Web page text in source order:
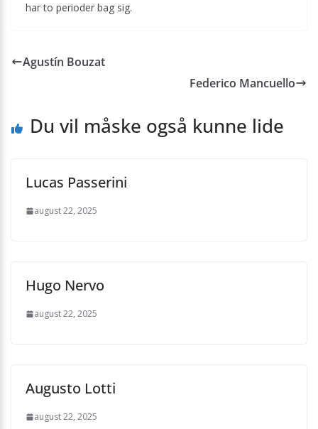
har to perioder bag sig.
Agustín Bouzat
Federico Mancuello
Du vil måske også kunne lide
Lucas Passerini
august 22, 2025
Hugo Nervo
august 22, 2025
Augusto Lotti
august 22, 2025